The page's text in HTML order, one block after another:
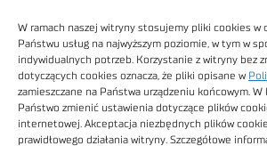
W ramach naszej witryny stosujemy pliki cookies w
Państwu usług na najwyższym poziomie, w tym w
indywidualnych potrzeb. Korzystanie z witryny bez
dotyczących cookies oznacza, że pliki opisane w
zamieszczane na Państwa urządzeniu końcowym.
Państwo zmienić ustawienia dotyczące plików
internetowej. Akceptacja niezbędnych plików
prawidłowego działania witryny. Szczegółowe
Regulamin sklepu
Obrazy stockowe